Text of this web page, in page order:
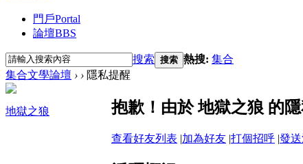
門戶Portal
論壇BBS
搜索 搜索 熱搜: 集合
集合文學論壇 › › 隱私提醒
地獄之狼 抱歉！由於 地獄之狼 的
查看好友列表 |加為好友 |打個招呼 |發